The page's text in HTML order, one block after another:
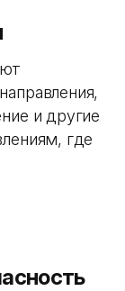
и другие
где